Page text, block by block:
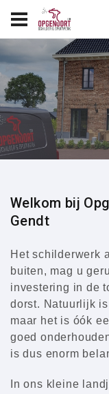
Welkom bij
Gendt
Het schilderwerk
buiten, mag u
investering in de
dorst. Natuurlijk
maar het is óók
goed
is dus enorm
In ons kleine